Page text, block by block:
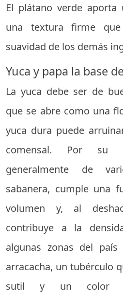
El plátano verde
una textura firme
suavidad de los demás
Yuca y papa la base
La yuca debe ser de
que se abre como una
yuca dura puede
comensal. Por su
generalmente de
sabanera, cumple una
volumen y, al
contribuye a la
algunas zonas del
arracacha, un tubérculo
sutil y un color